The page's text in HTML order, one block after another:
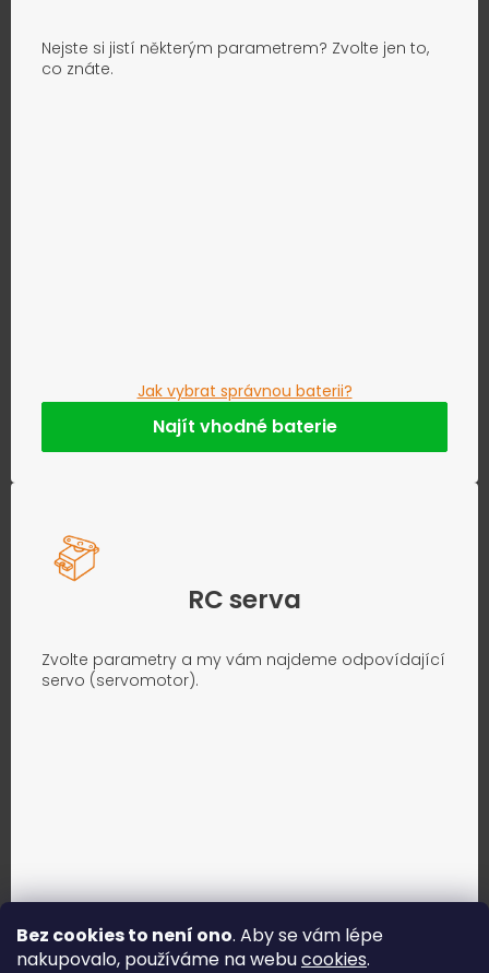
Bez cookies to není ono. Aby se vám lépe
nakupovalo, používáme na webucookies.
Nejste si jistí některým parametrem? Zvolte jen to,
co znáte.
Jak vybrat správnou baterii?
Najít vhodné baterie
RC serva
Zvolte parametry a my vám najdeme odpovídající
servo (servomotor).